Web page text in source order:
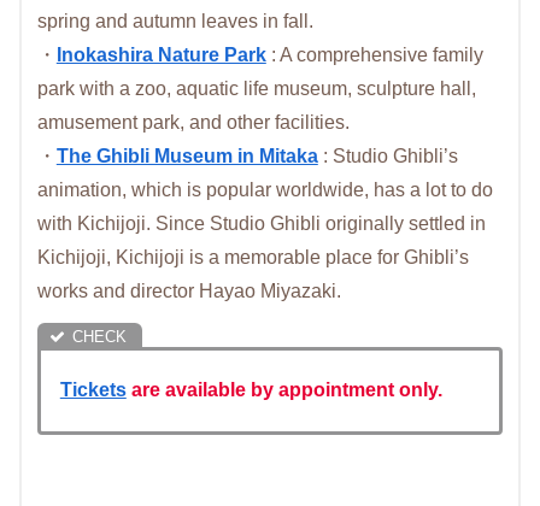
spring and autumn leaves in fall.
・
Inokashira Nature Park: A comprehensive family
park with a zoo, aquatic life museum, sculpture hall,
amusement park, and other facilities.
・ The Ghibli Museum in Mitaka: Studio Ghibli’s
animation, which is popular worldwide, has a lot to do
with Kichijoji. Since Studio Ghibli originally settled in
Kichijoji, Kichijoji is a memorable place for Ghibli’s
works and director Hayao Miyazaki.
Ticketsare available by appointment only.